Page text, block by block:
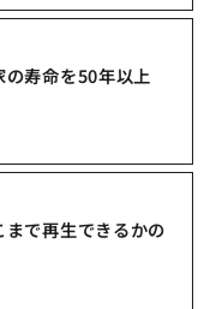
寿命を50年以上
で再生できるかの